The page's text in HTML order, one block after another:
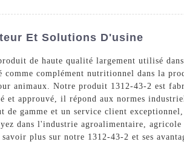
Et Solutions D'usine
de haute qualité largement utilisé dans
complément nutritionnel dans la
animaux. Notre produit 1312-43-2 est
approuvé, il répond aux normes
gamme et un service client
dans l'industrie agroalimentaire,
plus sur notre 1312-43-2 et ses